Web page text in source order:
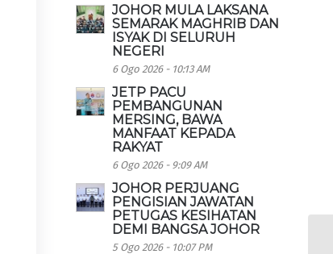
JOHOR MULA LAKSANA
SEMARAK MAGHRIB DAN
ISYAK DI SELURUH
NEGERI
6 Ogo 2026 - 10:13 AM
JETP PACU
PEMBANGUNAN
MERSING, BAWA
MANFAAT KEPADA
RAKYAT
6 Ogo 2026 - 9:09 AM
JOHOR PERJUANG
PENGISIAN JAWATAN
PETUGAS KESIHATAN
DEMI BANGSA JOHOR
5 Ogo 2026 - 10:07 PM